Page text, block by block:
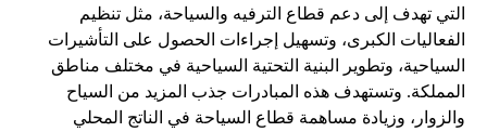
التي تهدف إلى دعم قطاع الترفيه والسياحة، مثل تنظيم
الفعاليات الكبرى، وتسهيل إجراءات الحصول على التأشيرات
السياحية، وتطوير البنية التحتية السياحية في مختلف مناطق
المملكة. وتستهدف هذه المبادرات جذب المزيد من السياح
والزوار، وزيادة مساهمة قطاع السياحة في الناتج المحلي